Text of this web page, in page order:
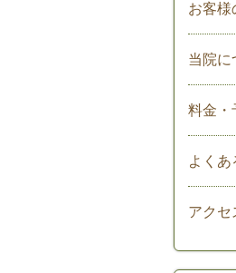
お客様
当院に
料金・
よくあ
アクセ